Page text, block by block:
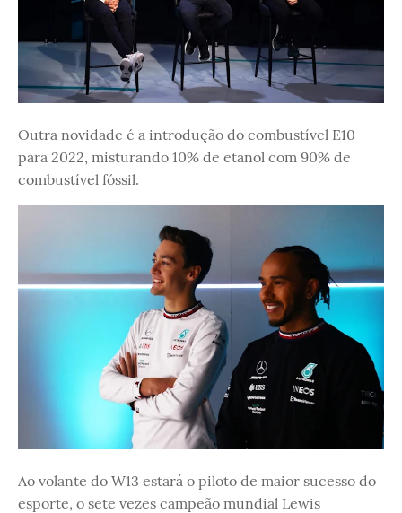
Outra novidade é a introdução do combustível E10
para 2022, misturando 10% de etanol com 90% de
combustível fóssil.
Ao volante do W13 estará o piloto de maior sucesso do
esporte, o sete vezes campeão mundial Lewis